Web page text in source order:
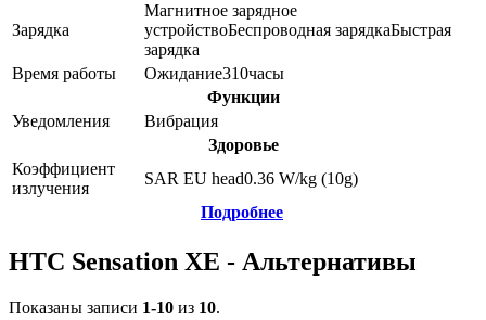
Зарядка
Магнитное зарядное
устройствоБеспроводная зарядкаБыстрая
зарядка
Время работы
Ожидание310часы
Функции
Уведомления
Вибрация
Здоровье
Коэффициент
излучения
SAR EU head0.36 W/kg (10g)
Подробнее
HTC Sensation XE - Альтернативы
Показаны записи 1-10 из 10.